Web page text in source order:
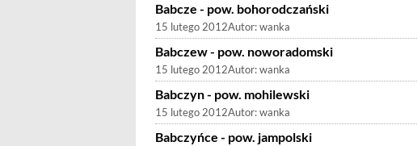
Babcze - pow. bohorodczański
15 lutego 2012Autor:wanka
Babczew - pow. noworadomski
15 lutego 2012Autor:wanka
Babczyn - pow. mohilewski
15 lutego 2012Autor:wanka
Babczyńce - pow. jampolski